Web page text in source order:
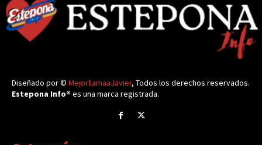
Diseñado por © MejorllamaaJavier, Todos los derechos reservados.
Estepona Info® es una marca registrada.